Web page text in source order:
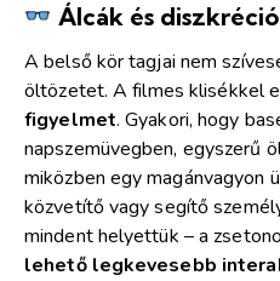
Álcák és diszkréció
A belső kör tagjai nem
öltözetet. A filmes klisékkel
figyelmet. Gyakori, hogy
napszemüvegben, egyszerű
miközben egy magánvagyon
közvetítő vagy segítő
mindent helyettük – a
lehető legkevesebb